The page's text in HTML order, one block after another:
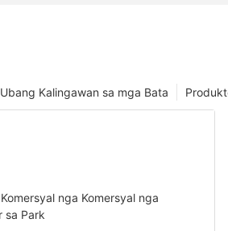
Ubang Kalingawan sa mga Bata